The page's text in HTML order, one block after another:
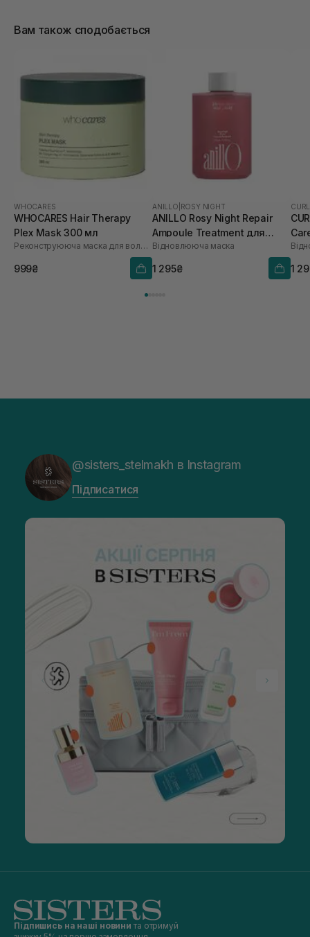
Вам також сподобається
WHOCARES
WHOCARES Hair Therapy
Plex Mask 300 мл
Реконструююча маска для волосся
999₴
ANILLO ROSY NIGHT
ANILLO Rosy Night Repair
Ampoule Treatment для
сухого та пошкодженого
Відновлююча маска
1 295₴
мл
1
@sisters_stelmakh в Instagram
Підписатися
Підпишись на наші новини та отримуй